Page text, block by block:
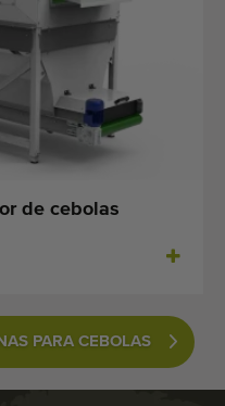
de cebolas
PARA CEBOLAS